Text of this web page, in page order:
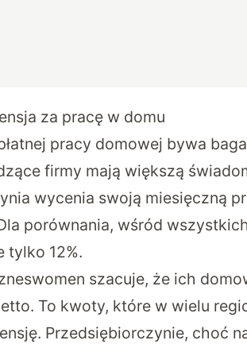
za pracę w domu
pracy domowej bywa
firmy mają większą
wycenia swoją miesięczną
porównania, wśród
tylko 12%.
szacuje, że ich
To kwoty, które w wielu
Przedsiębiorczynie, choć